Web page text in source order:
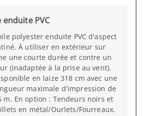
enduite PVC
polyester enduite PVC d'aspect
À utiliser en extérieur sur
une courte durée et contre un
(inadaptée à la prise au vent).
en laize 318 cm avec une
maximale d'impression de
m. En option : Tendeurs noirs et
en métal/Ourlets/Fourreaux.